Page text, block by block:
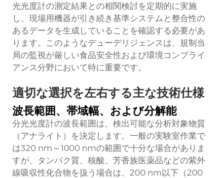
光光度計の測定結果との相関検討を定期的に実施
し、現場用機器が引き続き基準システムと整合性の
あるデータを生成していることを確認する必要があ
ります。このようなデューデリジェンスは、規制当
局の監視が厳しい食品安全性および環境コンプライ
アンス分野において特に重要です。
適切な選択を左右する主な技術仕様
波長範囲、帯域幅、および分解能
分光光度計の波長範囲は、検出可能な分析対象物質
（アナライト）を決定します。一般の実験室作業で
は320 nm～1000 nmの範囲で十分な場合がありま
すが、タンパク質、核酸、芳香族医薬品などの紫外
線吸収性化合物を扱う場合は、200 nm以下（200